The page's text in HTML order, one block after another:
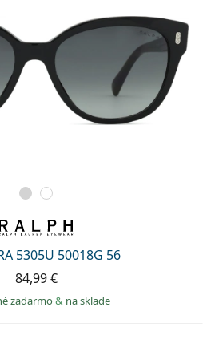
5305U 50018G 56
84,99 €
zadarmo& na sklade